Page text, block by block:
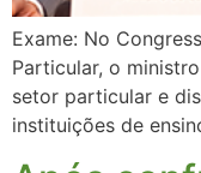
Exame: No
Particular, o
setor particular e
instituições de